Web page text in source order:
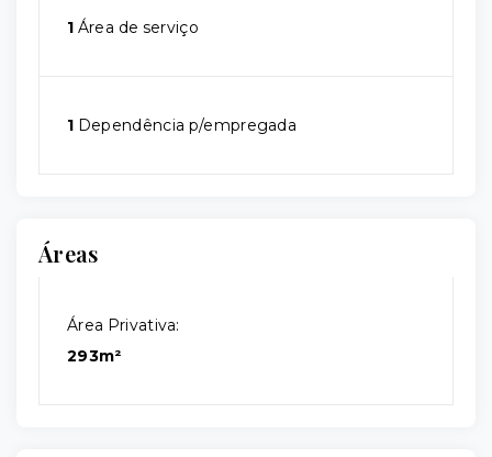
1 Área de serviço
1 Dependência p/empregada
Áreas
Área Privativa:
293m²